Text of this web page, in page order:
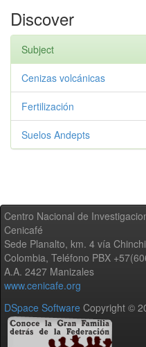
Discover
Subject
Cenizas volcánicas
Fertilización
Suelos Andepts
Centro Nacional de
Cenicafé
Sede Planalto, km. 4 vía
Colombia, Teléfono PBX
A.A. 2427 Manizales
www.cenicafe.org
DSpace Software Copyright ©